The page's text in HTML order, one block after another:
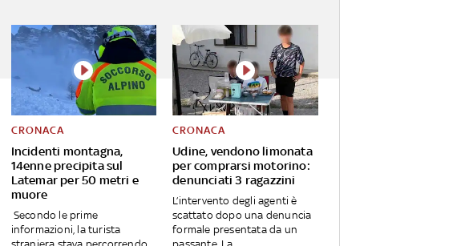
Incidenti montagna,
14enne precipita sul
Latemar per 50 metri e
muore
CRONACA
Secondo le prime
informazioni, la turista
Udine, vendono limonata
per comprarsi motorino:
denunciati 3 ragazzini
CRONACA
L’intervento degli agenti è
scattato dopo una denuncia
formale presentata da un